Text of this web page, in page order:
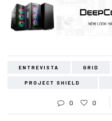
ENTREVISTA GRID
PROJECT SHIELD
0 0